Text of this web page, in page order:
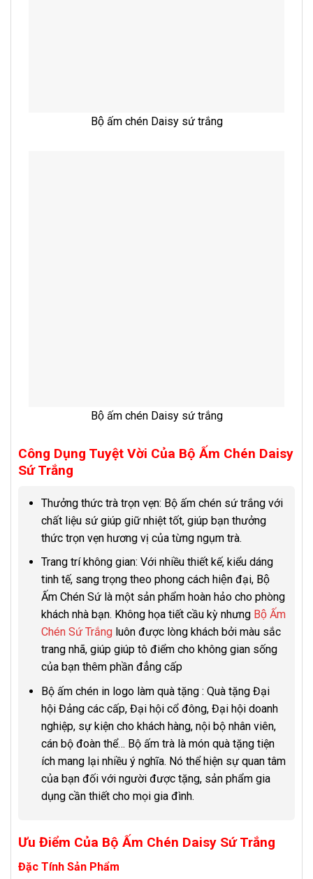
Bộ ấm chén Daisy sứ trắng
Bộ ấm chén Daisy sứ trắng
Công Dụng Tuyệt Vời Của Bộ Ấm Chén Daisy
Sứ Trắng
Thưởng thức trà trọn vẹn: Bộ ấm chén sứ trắng với
chất liệu sứ giúp giữ nhiệt tốt, giúp bạn thưởng
thức trọn vẹn hương vị của từng ngụm trà.
Trang trí không gian: Với nhiều thiết kế, kiểu dáng
tinh tế, sang trọng theo phong cách hiện đại, Bộ
Ấm Chén Sứ là một sản phẩm hoàn hảo cho phòng
khách nhà bạn. Không họa tiết cầu kỳ nhưng Bộ Ấm
Chén Sứ Trắngluôn được lòng khách bởi màu sắc
trang nhã, giúp giúp tô điểm cho không gian sống
của bạn thêm phần đẳng cấp
Bộ ấm chén in logo làm quà tặng : Quà tặng Đại
hội Đảng các cấp, Đại hội cổ đông, Đại hội doanh
nghiệp, sự kiện cho khách hàng, nội bộ nhân viên,
cán bộ đoàn thể… Bộ ấm trà là món quà tặng tiện
ích mang lại nhiều ý nghĩa. Nó thể hiện sự quan tâm
của bạn đối với người được tặng, sản phẩm gia
dụng cần thiết cho mọi gia đình.
Ưu Điểm Của Bộ Ấm Chén Daisy Sứ Trắng
Đặc Tính Sản Phẩm